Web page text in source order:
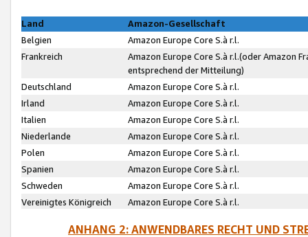
Land
Amazon-Gesellschaft
Belgien
Amazon Europe Core S.à r.l.
Frankreich
Amazon Europe Core S.à r.l.(oder Amazon
entsprechend der Mitteilung)
Deutschland
Amazon Europe Core S.à r.l.
Irland
Amazon Europe Core S.à r.l.
Italien
Amazon Europe Core S.à r.l.
Niederlande
Amazon Europe Core S.à r.l.
Polen
Amazon Europe Core S.à r.l.
Spanien
Amazon Europe Core S.à r.l.
Schweden
Amazon Europe Core S.à r.l.
Vereinigtes Königreich
Amazon Europe Core S.à r.l.
ANHANG 2: ANWENDBARES RECHT UND